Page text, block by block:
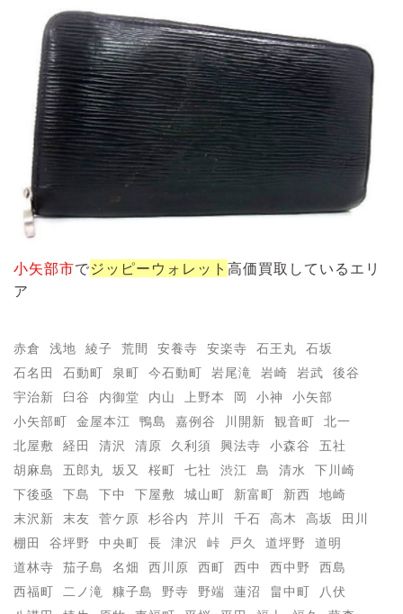
小矢部市でジッピーウォレット 高価買取しているエリ
ア
赤倉 浅地 綾子 荒間 安養寺 安楽寺 石王丸
石坂
石名田
石動町 泉町 今石動町 岩尾滝 岩崎 岩武
後谷
宇治新
臼谷 内御堂 内山 上野本 岡 小神
小矢部
小矢部町
金屋本江 鴨島 嘉例谷 川開新 観音町
北一
北屋敷
経田 清沢 清原 久利須 興法寺 小森谷
五社
胡麻島
五郎丸 坂又 桜町 七社 渋江 島 清水
下川崎
下後亟
下島 下中 下屋敷 城山町 新富町 新西
地崎
末沢新
末友 菅ケ原 杉谷内 芹川 千石 高木 高坂
田川
棚田
谷坪野 中央町 長 津沢 峠 戸久 道坪野
道明
道林寺
茄子島 名畑 西川原 西町 西中 西中野
西島
西福町
二ノ滝 糠子島 野寺 野端 蓮沼 畠中町
八伏